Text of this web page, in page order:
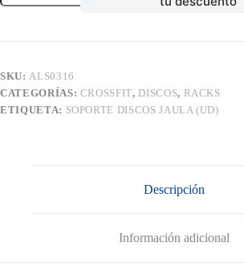
JAULA
SKU: ALS0316
CATEGORÍAS: CROSSFIT, DISCOS, RACKS
ETIQUETA: SOPORTE DISCOS JAULA (UD)
Descripción
Información adicional